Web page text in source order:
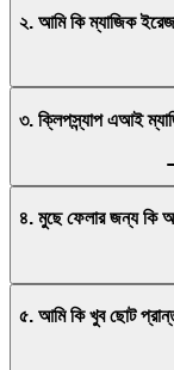
২. আমি কি ম্যাজিক
৩. ক্লিপস্ন্যাপ এআই
৪. মুছে ফেলার জন্য কি
৫. আমি কি খুব ছোট